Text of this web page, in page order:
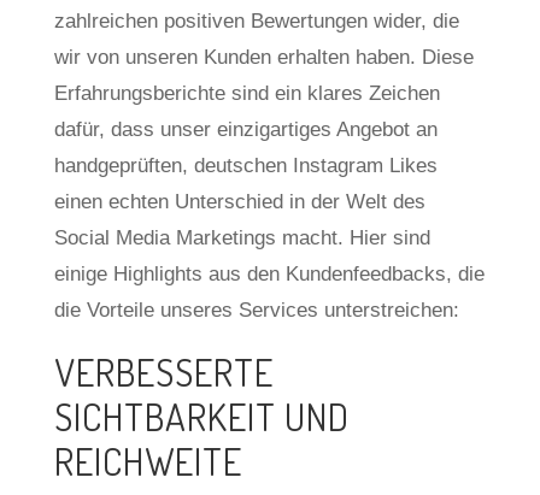
zahlreichen positiven Bewertungen wider, die
wir von unseren Kunden erhalten haben. Diese
Erfahrungsberichte sind ein klares Zeichen
dafür, dass unser einzigartiges Angebot an
handgeprüften, deutschen Instagram Likes
einen echten Unterschied in der Welt des
Social Media Marketings macht. Hier sind
einige Highlights aus den Kundenfeedbacks, die
die Vorteile unseres Services unterstreichen:
VERBESSERTE
SICHTBARKEIT UND
REICHWEITE